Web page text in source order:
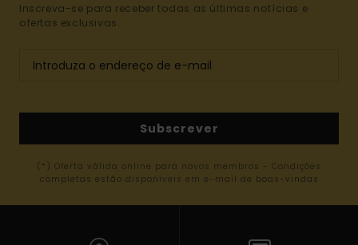
Inscreva-se para receber todas as últimas notícias e
ofertas exclusivas.
Subscrever
(*) Oferta válida online para novos membros - Condições
completas estão disponíveis em e-mail de boas-vindas